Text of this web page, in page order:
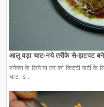
आलू वड़ा चाट-नये तरीके से-झटपट
स्नैक्स के लिये या घर की किट्टी पार्टी
चाट. इ...